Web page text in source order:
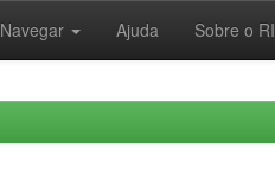
Navegar Ajuda Sobre o RI